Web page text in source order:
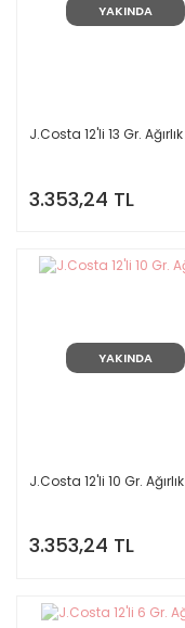
YAKINDA
J.Costa 12'li 13 Gr. Ağırlık
3.353,24 TL
YAKINDA
J.Costa 12'li 10 Gr. Ağırlık
3.353,24 TL